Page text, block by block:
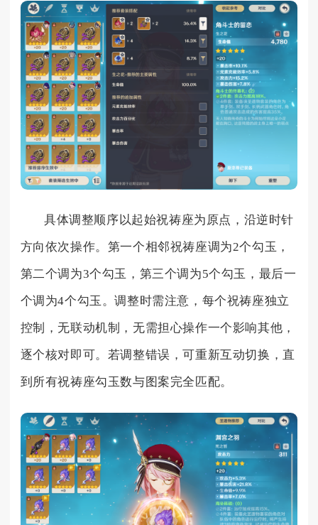
具体调整顺序以起始祝祷座为原点，沿逆时针
方向依次操作。第一个相邻祝祷座调为2个勾玉，
第二个调为3个勾玉，第三个调为5个勾玉，最后一
个调为4个勾玉。调整时需注意，每个祝祷座独立
控制，无联动机制，无需担心操作一个影响其他，
逐个核对即可。若调整错误，可重新互动切换，直
到所有祝祷座勾玉数与图案完全匹配。